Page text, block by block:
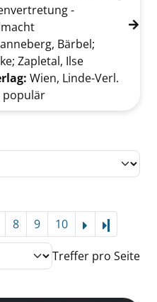
von Der Pflege-Ratgeber
-
Bärbel;
; Zapletal, Ilse
Wien, Linde-Verl.
populär
8 9 10
Treffer pro Seite